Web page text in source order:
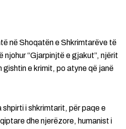
në Shoqatën e Shkrimtarëve të
“Gjarpinjtë e gjakut”, njërit
gishtin e krimit, po atyne që janë
i shkrimtarit, për paqe e
dhe njerëzore, humanist i